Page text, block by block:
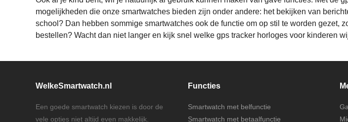
mogelijkheden die onze smartwatches bieden zijn onder andere: het bekijken van
school? Dan hebben sommige smartwatches ook de functie om op stil te worden
bestellen? Wacht dan niet langer en kijk snel welke gps tracker horloges voor kinderen
WelkeSmartwatch.nl
Een goede smartwatch kiezen is door de
vele opties niet altijd even makkelijk.
Functies
Smartwatch met belfunctie
Smartwatch met betaalfunctie